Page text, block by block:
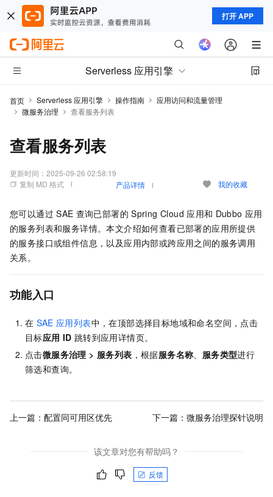
打开 APP
Serverless 应用引擎
首页 Serverless 应用引擎 操作指南
应用访问和流量管理
微服务治理
查看服务列表
查看服务列表
更新时间： 2025-09-26 02:58:19
复制 MD 格式
产品详情 我的收藏
您可以通过 SAE 查询已部署的 Spring Cloud 应用和 Dubbo 应用
的服务列表和服务详情。本文介绍如何查看已部署的应用所提供
的服务接口或组件信息，以及应用内部或跨应用之间的服务调用
关系。
功能入口
在 SAE 应用列表中，在顶部选择目标地域和命名空间，点击
目标应用 ID 跳转到应用详情页。
点击微服务治理 > 服务列表 ，根据服务名称、 服务类型进行
筛选和查询。
上一篇： 配置同可用区优先 下一篇： 微服务治理探针说明
该文章对您有帮助吗？
反馈